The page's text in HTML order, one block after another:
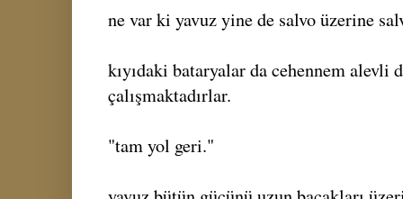
ne var ki yavuz yine de salvo üzerine
kıyıdaki bataryalar da cehennem
çalışmaktadırlar.
"tam yol geri."